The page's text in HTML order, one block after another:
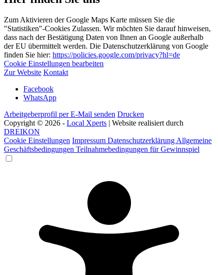
Zum Aktivieren der Google Maps Karte müssen Sie die
"Statistiken"-Cookies Zulassen. Wir möchten Sie darauf hinweisen,
dass nach der Bestätigung Daten von Ihnen an Google außerhalb
der EU übermittelt werden. Die Datenschutzerklärung von Google
finden Sie hier: https://policies.google.com/privacy?hl=de
Cookie Einstellungen bearbeiten
Zur Website Kontakt
Facebook
WhatsApp
Arbeitgeberprofil per E-Mail senden Drucken
Copyright © 2026 - Local Xperts | Website realisiert durch
DREIKON
Cookie Einstellungen Impressum Datenschutzerklärung Allgemeine
Geschäftsbedingungen Teilnahmebedingungen für Gewinnspiel